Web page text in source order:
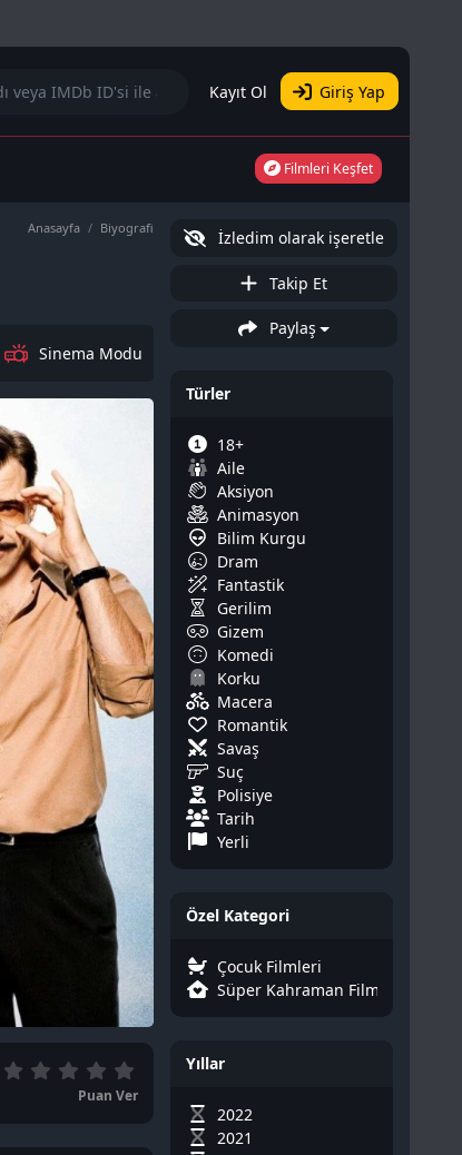
Kayıt Ol Giriş Yap
Filmleri Keşfet
Anasayfa Biyografi
Sinema Modu
Puan Ver
İzledim olarak işeretle
Takip Et
Paylaş
Türler
18+
Aile
Aksiyon
Animasyon
Bilim Kurgu
Dram
Fantastik
Gerilim
Gizem
Komedi
Korku
Macera
Romantik
Savaş
Suç
Polisiye
Tarih
Yerli
Özel Kategori
Çocuk Filmleri
Süper Kahraman Filmleri
Yıllar
2022
2021